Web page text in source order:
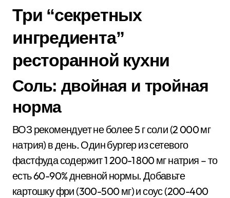
Три “секретных
ингредиента”
ресторанной кухни
Соль: двойная и тройная
норма
ВОЗ рекомендует не более 5 г соли (2 000 мг
натрия) в день. Один бургер из сетевого
фастфуда содержит 1 200-1 800 мг натрия – то
есть 60-90% дневной нормы. Добавьте
картошку фри (300-500 мг) и соус (200-400